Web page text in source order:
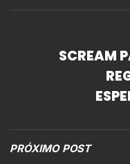
SCREAM
PRÓXIMO POST